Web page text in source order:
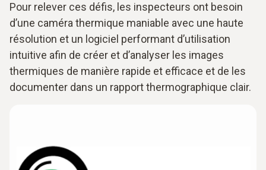
Pour relever ces défis, les inspecteurs ont besoin
d’une caméra thermique maniable avec une haute
résolution et un logiciel performant d’utilisation
intuitive afin de créer et d’analyser les images
thermiques de manière rapide et efficace et de les
documenter dans un rapport thermographique clair.